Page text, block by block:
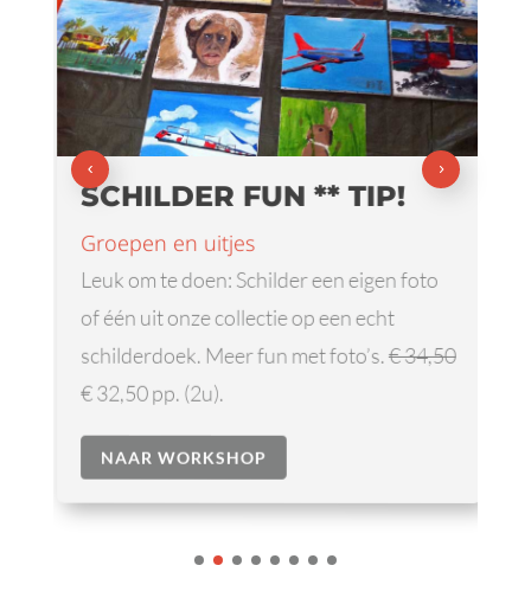
SCHILDER FUN ** TIP!
Groepen en uitjes
Leuk om te doen: Schilder een eigen foto
of één uit onze collectie op een echt
schilderdoek. Meer fun met foto’s.€ 34,50
€ 32,50 pp. (2u).
NAAR WORKSHOP